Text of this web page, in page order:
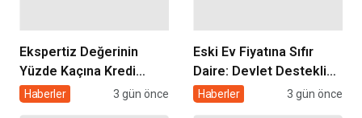
Ekspertiz Değerinin
Yüzde Kaçına Kredi
Çıkar? Konut Kredisi
Haberler 3 gün önce
Eski Ev Fiyatına Sıfır
Daire: Devlet Destekli
Kentsel Dönüşüm
Haberler 3 gün önce